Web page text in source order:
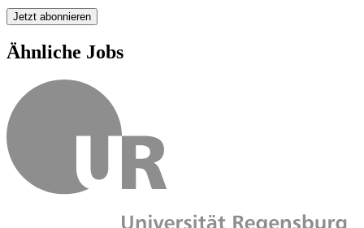
Jetzt abonnieren
Ähnliche Jobs